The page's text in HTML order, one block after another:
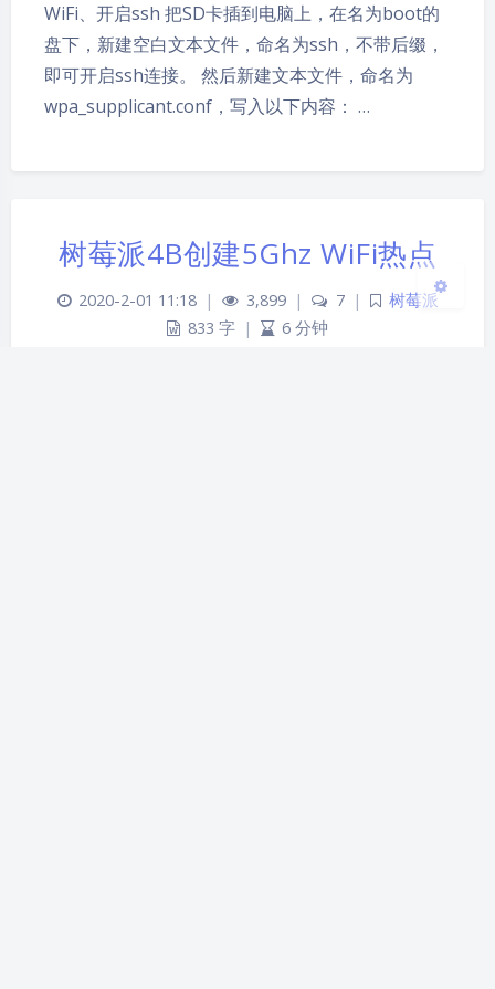
夜间模式
Sans Serif
WiFi、开启ssh 把SD卡插到电脑上，在名为boot的
盘下，新建空白文本文件，命名为ssh，不带后缀，
即可开启ssh连接。 然后新建文本文件，命名为
wpa_supplicant.conf，写入以下内容： …
树莓派4B创建5Ghz WiFi热点
2020-2-01 11:18 | 3,899 | 7 |
树莓派
833 字 | 6 分钟